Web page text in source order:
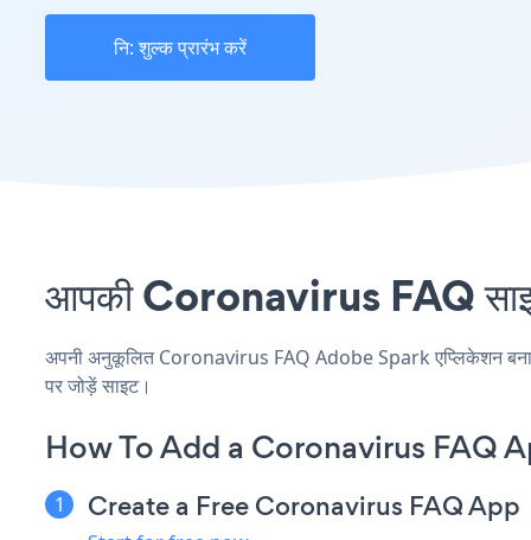
नि: शुल्क प्रारंभ करें
आपकी Coronavirus FAQ
अपनी अनुकूलित Coronavirus FAQ Adobe Spark एप्लिकेशन
पर जोड़ें साइट।
How To Add a Coronavirus FAQ
Create a Free Coronavirus FAQ App